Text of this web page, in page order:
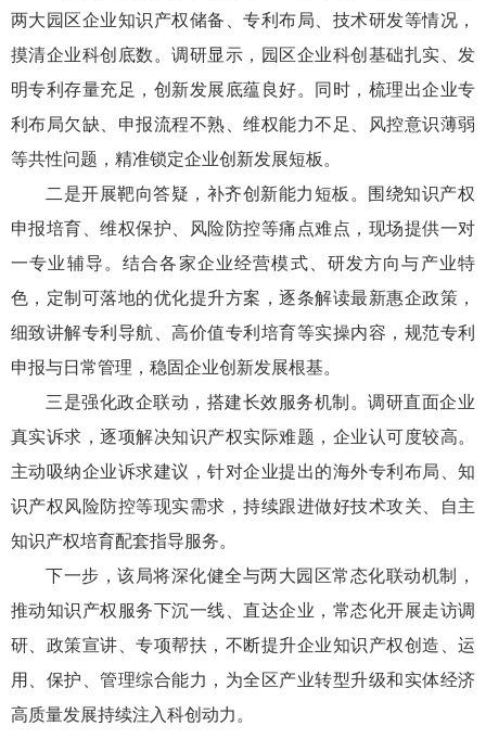
两大园区企业知识产权储备、专利布局、技术研发等情况，
摸清企业科创底数。调研显示，园区企业科创基础扎实、发
明专利存量充足，创新发展底蕴良好。同时，梳理出企业专
利布局欠缺、申报流程不熟、维权能力不足、风控意识薄弱
等共性问题，精准锁定企业创新发展短板。
二是开展靶向答疑，补齐创新能力短板。围绕知识产权
申报培育、维权保护、风险防控等痛点难点，现场提供一对
一专业辅导。结合各家企业经营模式、研发方向与产业特
色，定制可落地的优化提升方案，逐条解读最新惠企政策，
细致讲解专利导航、高价值专利培育等实操内容，规范专利
申报与日常管理，稳固企业创新发展根基。
三是强化政企联动，搭建长效服务机制。调研直面企业
真实诉求，逐项解决知识产权实际难题，企业认可度较高。
主动吸纳企业诉求建议，针对企业提出的海外专利布局、知
识产权风险防控等现实需求，持续跟进做好技术攻关、自主
知识产权培育配套指导服务。
下一步，该局将深化健全与两大园区常态化联动机制，
推动知识产权服务下沉一线、直达企业，常态化开展走访调
研、政策宣讲、专项帮扶，不断提升企业知识产权创造、运
用、保护、管理综合能力，为全区产业转型升级和实体经济
高质量发展持续注入科创动力。